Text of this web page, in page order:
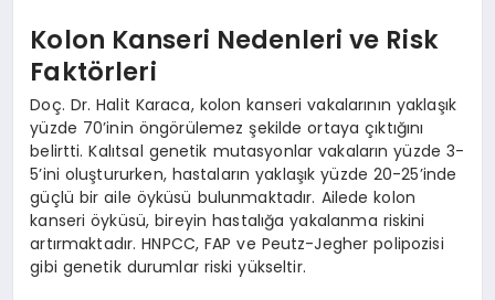
Kolon Kanseri Nedenleri ve Risk
Faktörleri
Doç. Dr. Halit Karaca, kolon kanseri vakalarının yaklaşık
yüzde 70’inin öngörülemez şekilde ortaya çıktığını
belirtti. Kalıtsal genetik mutasyonlar vakaların yüzde 3-
5’ini oluştururken, hastaların yaklaşık yüzde 20-25’inde
güçlü bir aile öyküsü bulunmaktadır. Ailede kolon
kanseri öyküsü, bireyin hastalığa yakalanma riskini
artırmaktadır. HNPCC, FAP ve Peutz-Jegher polipozisi
gibi genetik durumlar riski yükseltir.